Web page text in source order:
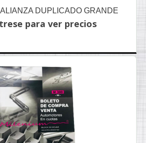
DUPLICADO GRANDE
para ver precios